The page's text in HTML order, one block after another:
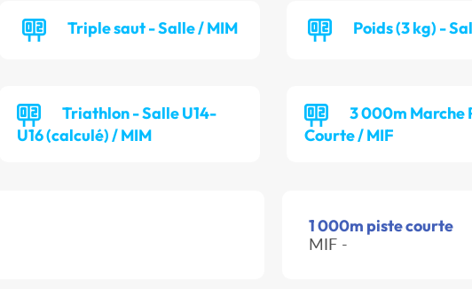
Triple saut - Salle / MIM Poids (3 kg) -
Triathlon - Salle U14-
U16 (calculé) / MIM
3 000m Marche
Courte / MIF
1 000m piste courte
MIF -